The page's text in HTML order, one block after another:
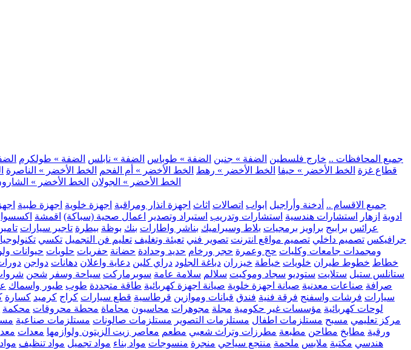
.. جميع المحافظات .. خارج فلسطين الضفة » جنين الضفة » طوباس الضفة » نابلس الضفة » طولكرم
قطاع غزة الخط الأخضر » حيفا الخط الأخضر » رهط الخط الأخضر » أم الفحم الخط الأخضر » الناصرة
الخط الأخضر » الجولان الخط الأخضر »
.. جميع الاقسام .. أدخنة وأراجيل ابواب اتصالات اثاث اجهزة انذار ومراقبة اجهزة خلوية اجهزة طبية
ادوية ازهار استشارات هندسية استشارات وتدريب استيراد وتصدير اعمال صحية (سباكة) اقمشة
عرائس برابيج براويز برمجيات بلاط وسيراميك بناشر واطارات بنك بوظة بيطرة تاجير سيارات
جرافيكس تصميم داخلي تصميم مواقع انترنت تصوير فني تعبئة وتغليف تعليم فن التجميل تكسي
ومجمدات جامعات وكليات حج وعمرة حجر ورخام حديد وحدادة حضانة حفريات حلويات حيوانات
خطاط خطوط طيران خلويات خياطة خيزران دباغة الجلود دراي كلين دعاية واعلان دهانات دواجن
ستانلس ستيل ستلايت ستوديو سجاد وموكيت سلالم سلامة عامة سوبرماركت سياحة وسفر شحن
صرافة صناعات معدنية صيانة اجهزة خلوية صيانة اجهزة كهربائية طاقة متجددة طوب طيور واسماك
سيارات فرشات واسفنج فرقة فنية فندق قبانات وموازين قرطاسية قطع سيارات كراج كرميد كسارة
لوحات كهربائية مؤسسات غير حكومية مجلة مجوهرات محاسبون محاماة محطة محروقات محكمة
مركز تعليمي مسبح مستلزمات اطفال مستلزمات التصوير مستلزمات صالونات مستلزمات صناعية
ورقية مطابخ مطاحن مطبعة مطرزات وتراث شعبي مطعم معاصر زيت الزيتون ولوازمها معدات
هندسي مكتبة ملابس ملحمة منتجع سياحي منجرة منسوجات مواد بناء مواد تجميل مواد تنظيف